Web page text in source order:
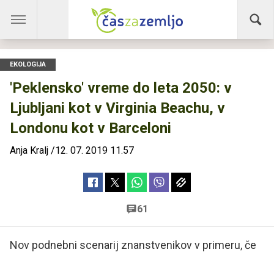
EKOLOGIJA
'Peklensko' vreme do leta 2050: v
Ljubljani kot v Virginia Beachu, v
Londonu kot v Barceloni
Anja Kralj /12. 07. 2019 11.57
61
Nov podnebni scenarij znanstvenikov v primeru, če